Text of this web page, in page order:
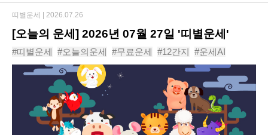
[오늘의 운세] 2026년 07월 27일 '띠별운세'
#띠별운세 #오늘의운세 #무료운세 #12간지 #운세AI
#동물운세 #운세 #신년운세 #사주 #년도운세
띠별운세 | 2026.07.26